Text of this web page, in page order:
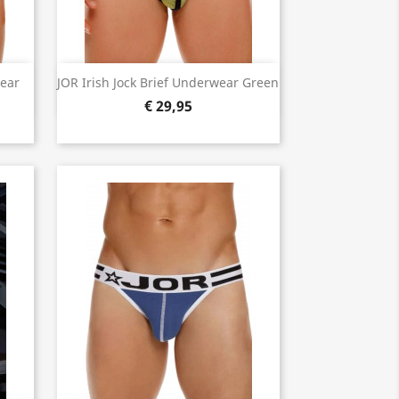
JOR Irish Jock Brief Underwear Green
€ 29,95
Snel bekijken